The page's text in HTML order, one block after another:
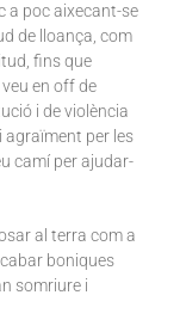
a poc aixecant-se
de lloança, com
fins que
en off de
i de violència
agraïment per les
camí per ajudar-
al terra com a
boniques
somriure i